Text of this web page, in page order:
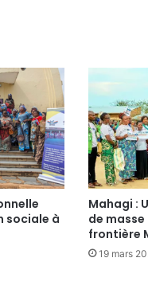
sociale à
Mahagi :
de masse
frontière
19 mars